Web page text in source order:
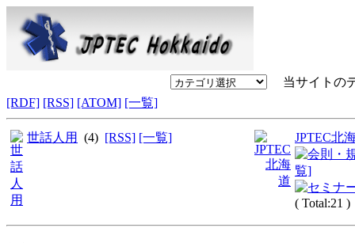
当サイトの
[RDF] [RSS] [ATOM] [一覧]
世話人用 (4) [RSS] [一覧] JPTEC北
覧]
( Total:21 )